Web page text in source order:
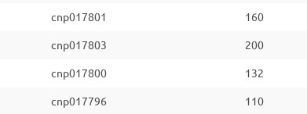
cnp017801 160
cnp017803 200
cnp017800 132
cnp017796 110